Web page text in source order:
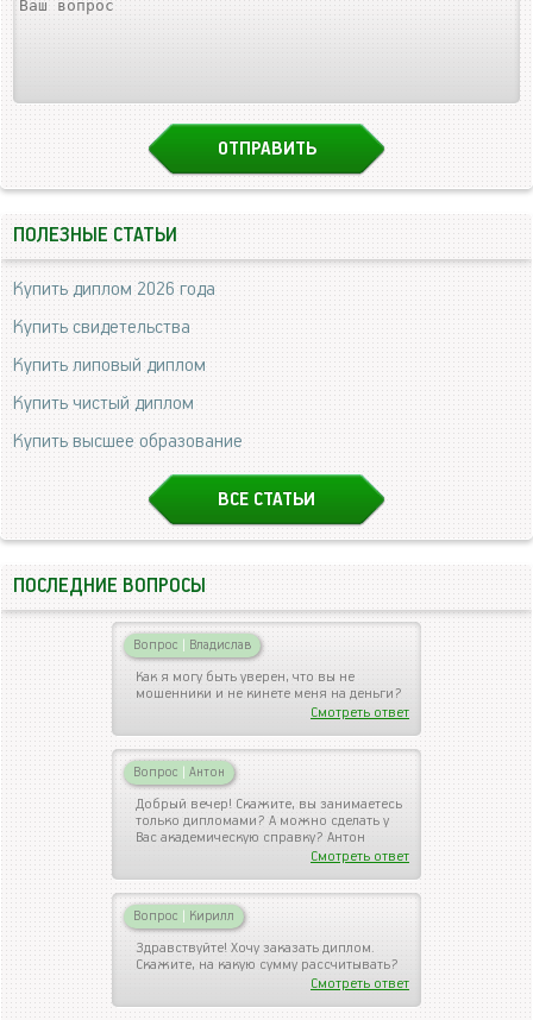
ПОЛЕЗНЫЕ СТАТЬИ
Купить диплом 2026 года
Купить свидетельства
Купить липовый диплом
Купить чистый диплом
Купить высшее образование
ВСЕ СТАТЬИ
ПОСЛЕДНИЕ ВОПРОСЫ
Вопрос | Владислав
Как я могу быть уверен, что вы не
мошенники и не кинете меня на деньги?
Смотреть ответ
Вопрос | Антон
Добрый вечер! Скажите, вы занимаетесь
только дипломами? А можно сделать у
Вас академическую справку? Антон
Смотреть ответ
Вопрос | Кирилл
Здравствуйте! Хочу заказать диплом.
Скажите, на какую сумму рассчитывать?
Смотреть ответ